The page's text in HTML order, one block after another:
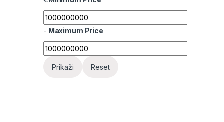
- Maximum Price
Prikaži Reset